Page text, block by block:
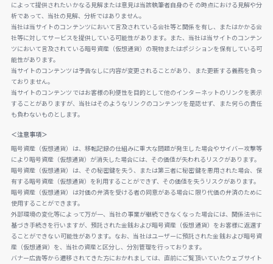
によって提供されたいかなる見解または意見は当該執筆者自身のその時点における見解や分
析であって、当社の見解、分析ではありません。
当社は当サイトのコンテンツにおいて言及されている会社等と関係を有し、またはかかる会
社等に対してサービスを提供している可能性があります。また、当社は当サイトのコンテン
ツにおいて言及されている暗号資産（仮想通貨）の現物またはポジションを保有している可
能性があります。
当サイトのコンテンツは予告なしに内容が変更されることがあり、また更新する義務を負っ
ておりません。
当サイトのコンテンツではお客様の利便性を目的として他のインターネットのリンクを表示
することがありますが、当社はそのようなリンクのコンテンツを是認せず、また何らの責任
も負わないものとします。
＜注意事項＞
暗号資産（仮想通貨）は、移転記録の仕組みに重大な問題が発生した場合やサイバー攻撃等
により暗号資産（仮想通貨）が消失した場合には、その価値が失われるリスクがあります。
暗号資産（仮想通貨）は、その秘密鍵を失う、または第三者に秘密鍵を悪用された場合、保
有する暗号資産（仮想通貨）を利用することができず、その価値を失うリスクがあります。
暗号資産（仮想通貨）は対価の弁済を受ける者の同意がある場合に限り代価の弁済のために
使用することができます。
外部環境の変化等によって万が一、当社の事業が継続できなくなった場合には、関係法令に
基づき手続きを行いますが、預託された金銭および暗号資産（仮想通貨）をお客様に返還す
ることができない可能性があります。なお、当社はユーザーに預託された金銭および暗号資
産（仮想通貨）を、当社の資産と区分し、分別管理を行っております。
バナー広告等から遷移されてきた方におかれましては、直前にご覧頂いていたウェブサイト